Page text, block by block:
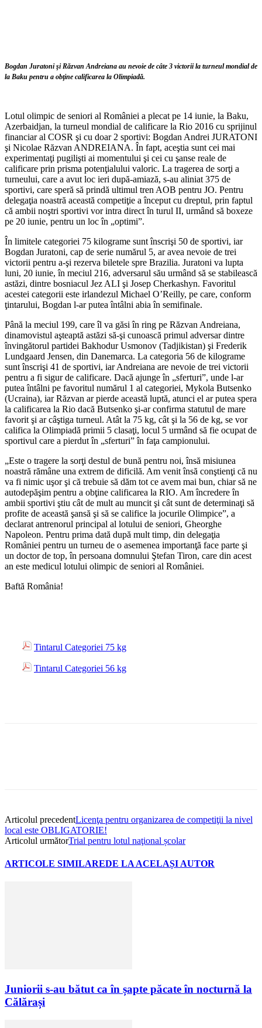
Bogdan Juratoni şi Răzvan Andreiana au nevoie de câte 3 victorii la turneul mondial de
la Baku pentru a obţine calificarea la Olimpiadă.
Lotul olimpic de seniori al României a plecat pe 14 iunie, la Baku,
Azerbaidjan, la turneul mondial de calificare la Rio 2016 cu sprijinul
financiar al COSR şi cu doar 2 sportivi: Bogdan Andrei JURATONI
şi Nicolae Răzvan ANDREIANA. În fapt, aceştia sunt cei mai
experimentaţi pugilişti ai momentului şi cei cu şanse reale de
calificare prin prisma potenţialului valoric. La tragerea de sorţi a
turneului, care a avut loc ieri după-amiază, s-au aliniat 375 de
sportivi, care speră să prindă ultimul tren AOB pentru JO. Pentru
delegaţia noastră această competiţie a început cu dreptul, prin faptul
că ambii noştri sportivi vor intra direct în turul II, urmând să boxeze
pe 20 iunie, pentru un loc în „optimi”.
În limitele categoriei 75 kilograme sunt înscrişi 50 de sportivi, iar
Bogdan Juratoni, cap de serie numărul 5, ar avea nevoie de trei
victorii pentru a-şi rezerva biletele spre Brazilia. Juratoni va lupta
luni, 20 iunie, în meciul 216, adversarul său urmând să se stabilească
astăzi, dintre bosniacul Jez ALI şi Josep Cherkashyn. Favoritul
acestei categorii este irlandezul Michael O’Reilly, pe care, conform
ţintarului, Bogdan l-ar putea întâlni abia în semifinale.
Până la meciul 199, care îl va găsi în ring pe Răzvan Andreiana,
dinamovistul aşteaptă astăzi să-şi cunoască primul adversar dintre
învingătorul partidei Bakhodur Usmonov (Tadjikistan) şi Frederik
Lundgaard Jensen, din Danemarca. La categoria 56 de kilograme
sunt înscrişi 41 de sportivi, iar Andreiana are nevoie de trei victorii
pentru a fi sigur de calificare. Dacă ajunge în „sferturi”, unde l-ar
putea întâlni pe favoritul numărul 1 al categoriei, Mykola Butsenko
(Ucraina), iar Răzvan ar pierde această luptă, atunci el ar putea spera
la calificarea la Rio dacă Butsenko şi-ar confirma statutul de mare
favorit şi ar câştiga turneul. Atât la 75 kg, cât şi la 56 de kg, se vor
califica la Olimpiadă primii 5 clasaţi, locul 5 urmând să fie ocupat de
sportivul care a pierdut în „sferturi” în faţa campionului.
„Este o tragere la sorţi destul de bună pentru noi, însă misiunea
noastră rămâne una extrem de dificilă. Am venit însă conştienţi că nu
va fi nimic uşor şi că trebuie să dăm tot ce avem mai bun, chiar să ne
autodepăşim pentru a obţine calificarea la RIO. Am încredere în
ambii sportivi ştiu cât de mult au muncit şi cât sunt de determinaţi să
profite de această şansă şi să se califice la jocurile Olimpice”, a
declarat antrenorul principal al lotului de seniori, Gheorghe
Napoleon. Pentru prima dată după mult timp, din delegaţia
României pentru un turneu de o asemenea importanţă face parte şi
un doctor de top, în persoana domnului Ştefan Tiron, care din acest
an este medicul lotului olimpic de seniori al României.
Baftă România!
Tintarul Categoriei 75 kg
Tintarul Categoriei 56 kg
Articolul precedentLicenţa pentru organizarea de competiţii la nivel
local este OBLIGATORIE!
Articolul următorTrial pentru lotul naţional școlar
ARTICOLE SIMILAREDE LA ACELAȘI AUTOR
Juniorii s-au bătut ca în șapte păcate în nocturnă la
Călărași